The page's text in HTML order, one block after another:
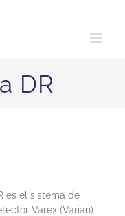
DR
es el sistema de
Varex (Varian)